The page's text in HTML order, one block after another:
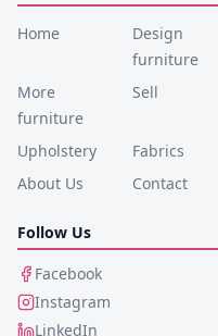
Home
Design
furniture
More
furniture
Sell
Upholstery
Fabrics
About Us
Contact
Follow Us
Facebook
Instagram
LinkedIn